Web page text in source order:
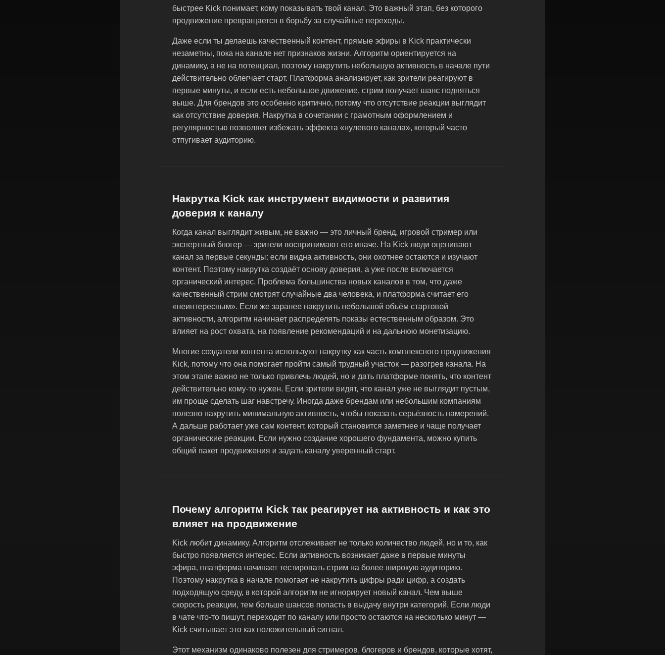
быстрее Kick понимает, кому показывать твой канал. Это важный этап, без которого
продвижение превращается в борьбу за случайные переходы.
Даже если ты делаешь качественный контент, прямые эфиры в Kick практически
незаметны, пока на канале нет признаков жизни. Алгоритм ориентируется на
динамику, а не на потенциал, поэтому накрутить небольшую активность в начале пути
действительно облегчает старт. Платформа анализирует, как зрители реагируют в
первые минуты, и если есть небольшое движение, стрим получает шанс подняться
выше. Для брендов это особенно критично, потому что отсутствие реакции выглядит
как отсутствие доверия. Накрутка в сочетании с грамотным оформлением и
регулярностью позволяет избежать эффекта «нулевого канала», который часто
отпугивает аудиторию.
Накрутка Kick как инструмент видимости и развития
доверия к каналу
Когда канал выглядит живым, не важно — это личный бренд, игровой стример или
экспертный блогер — зрители воспринимают его иначе. На Kick люди оценивают
канал за первые секунды: если видна активность, они охотнее остаются и изучают
контент. Поэтому накрутка создаёт основу доверия, а уже после включается
органический интерес. Проблема большинства новых каналов в том, что даже
качественный стрим смотрят случайные два человека, и платформа считает его
«неинтересным». Если же заранее накрутить небольшой объём стартовой
активности, алгоритм начинает распределять показы естественным образом. Это
влияет на рост охвата, на появление рекомендаций и на дальнюю монетизацию.
Многие создатели контента используют накрутку как часть комплексного продвижения
Kick, потому что она помогает пройти самый трудный участок — разогрев канала. На
этом этапе важно не только привлечь людей, но и дать платформе понять, что контент
действительно кому-то нужен. Если зрители видят, что канал уже не выглядит пустым,
им проще сделать шаг навстречу. Иногда даже брендам или небольшим компаниям
полезно накрутить минимальную активность, чтобы показать серьёзность намерений.
А дальше работает уже сам контент, который становится заметнее и чаще получает
органические реакции. Если нужно создание хорошего фундамента, можно купить
общий пакет продвижения и задать каналу уверенный старт.
Почему алгоритм Kick так реагирует на активность и как это
влияет на продвижение
Kick любит динамику. Алгоритм отслеживает не только количество людей, но и то, как
быстро появляется интерес. Если активность возникает даже в первые минуты
эфира, платформа начинает тестировать стрим на более широкую аудиторию.
Поэтому накрутка в начале помогает не накрутить цифры ради цифр, а создать
подходящую среду, в которой алгоритм не игнорирует новый канал. Чем выше
скорость реакции, тем больше шансов попасть в выдачу внутри категорий. Если люди
в чате что-то пишут, переходят по каналу или просто остаются на несколько минут —
Kick считывает это как положительный сигнал.
Этот механизм одинаково полезен для стримеров, блогеров и брендов, которые хотят,